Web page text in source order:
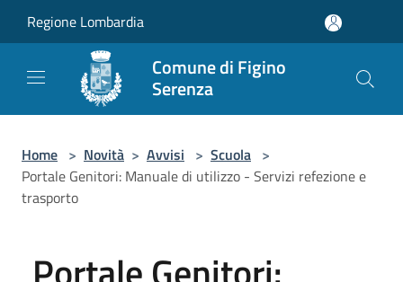
Regione Lombardia
Comune di Figino
Serenza
Home > Novità > Avvisi > Scuola >
Portale Genitori: Manuale di utilizzo - Servizi refezione e
trasporto